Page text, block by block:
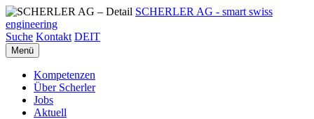
SCHERLER AG - smart swiss
engineering
Suche Kontakt DEIT
Menü
Kompetenzen
Über Scherler
Jobs
Aktuell